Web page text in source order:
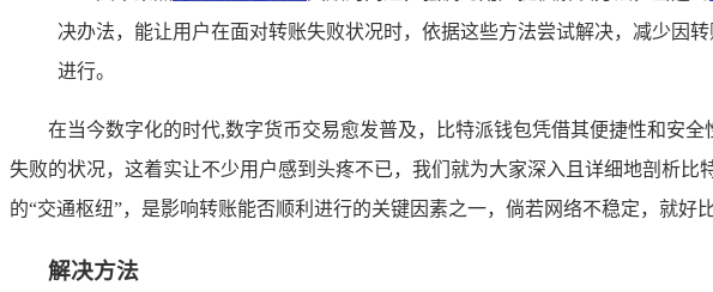
决办法，能让用户在面对转账失败状况时，依据这些方法尝试解决，减少因
进行。
在当今数字化的时代,数字货币交易愈发普及，比特派钱包凭借其便捷性和安
失败的状况，这着实让不少用户感到头疼不已，我们就为大家深入且详细地剖析
的“交通枢纽”，是影响转账能否顺利进行的关键因素之一，倘若网络不稳定，就
解决方法